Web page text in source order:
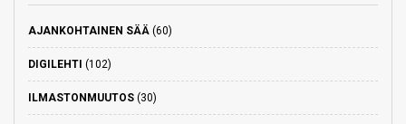
AJANKOHTAINEN SÄÄ (60)
DIGILEHTI (102)
ILMASTONMUUTOS (30)